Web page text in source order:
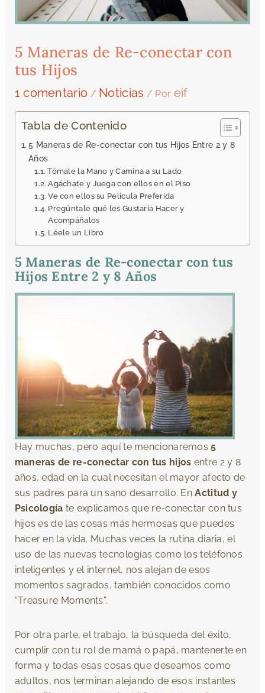
5 Maneras de Re-conectar con
tus Hijos
1 comentario / Noticias / Por eif
Tabla de Contenido
5 Maneras de Re-conectar con tus Hijos Entre 2 y 8
Años
Tómale la Mano y Camina a su Lado
Agáchate y Juega con ellos en el Piso
Ve con ellos su Película Preferida
Pregúntale qué les Gustaría Hacer y
Acompáñalos
Léele un Libro
5 Maneras de Re-conectar con tus
Hijos Entre 2 y 8 Años
Hay muchas, pero aquí te mencionaremos5
maneras de re-conectar con tus hijos entre 2 y 8
años, edad en la cual necesitan el mayor afecto de
sus padres para un sano desarrollo. EnActitud y
Psicología te explicamos que re-conectar con tus
hijos es de las cosas más hermosas que puedes
hacer en la vida. Muchas veces la rutina diaria, el
uso de las nuevas tecnologías como los teléfonos
inteligentes y el internet, nos alejan de esos
momentos sagrados, también conocidos como
“Treasure Moments”.
Por otra parte, el trabajo, la búsqueda del éxito,
cumplir con tu rol de mamá o papá, mantenerte en
forma y todas esas cosas que deseamos como
adultos, nos terminan alejando de esos instantes